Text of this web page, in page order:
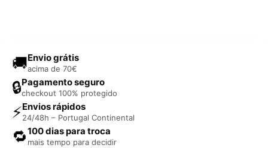
🚚Envio grátis
acima de 70€
🔒Pagamento seguro
checkout 100% protegido
⚡Envios rápidos
24/48h – Portugal Continental
🔁100 dias para troca
mais tempo para decidir